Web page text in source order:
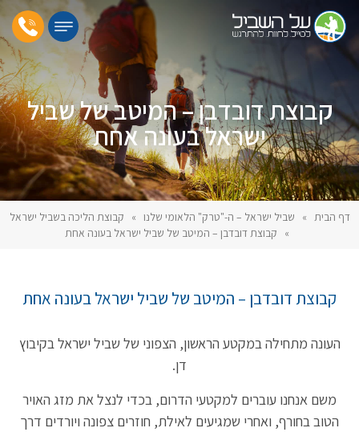
קבוצת דובדבן – המיטב של שביל
ישראל בעונה אחת
דף הבית » שביל ישראל – ה-"טרק" הלאומי שלנו » קבוצת הליכה בשביל ישראל
» קבוצת דובדבן – המיטב של שביל ישראל בעונה אחת
קבוצת דובדבן – המיטב של שביל ישראל בעונה אחת
העונה מתחילה במקטע הראשון, הצפוני של שביל ישראל בקיבוץ
דן.
משם אנחנו עוברים למקטעי הדרום, בכדי לנצל את מזג האויר
הטוב בחורף, ואחרי שמגיעים לאילת, חוזרים צפונה ויורדים דרך